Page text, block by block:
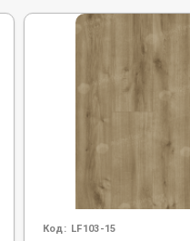
Код: LF103-15